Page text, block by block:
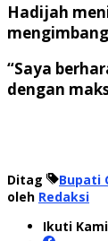
Hadijah
“Saya
dengan
Ditag Bupati
oleh Redaksi
Ikuti